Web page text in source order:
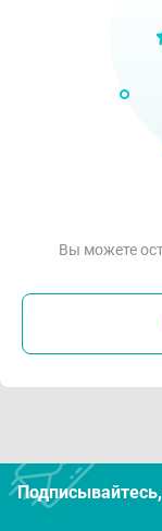
Вы можете